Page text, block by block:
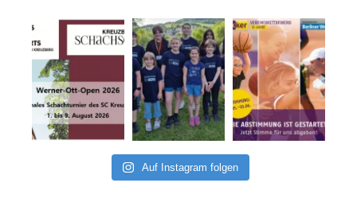
Auf Instagram folgen